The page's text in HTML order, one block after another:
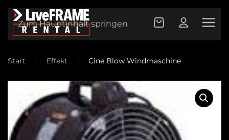
Zum Hauptinhalt springen
Start Effekt Cine Blow Windmaschine